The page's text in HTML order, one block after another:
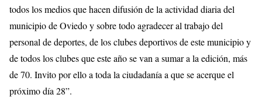
todos los medios que hacen difusión de la actividad diaria del
municipio de Oviedo y sobre todo agradecer al trabajo del
personal de deportes, de los clubes deportivos de este municipio y
de todos los clubes que este año se van a sumar a la edición, más
de 70. Invito por ello a toda la ciudadanía a que se acerque el
próximo día 28”.